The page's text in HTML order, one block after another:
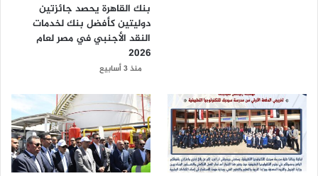
بنك القاهرة يحصد جائزتين
دوليتين كأفضل بنك لخدمات
النقد الأجنبي في مصر لعام
2026
منذ 3 أسابيع